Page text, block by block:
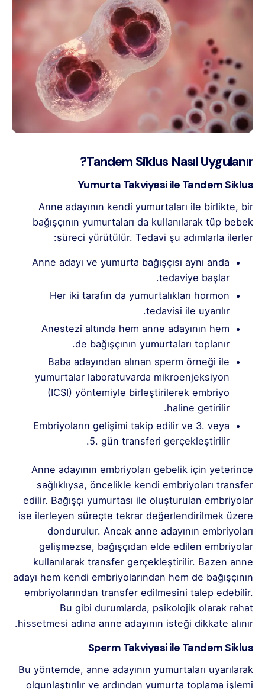
Tandem Siklus Nasıl Uygulanır?
Yumurta Takviyesi ile Tandem Siklus
Anne adayının kendi yumurtaları ile birlikte, bir
bağışçının yumurtaları da kullanılarak tüp bebek
süreci yürütülür. Tedavi şu adımlarla ilerler:
Anne adayı ve yumurta bağışçısı aynı anda
tedaviye başlar.
Her iki tarafın da yumurtalıkları hormon
tedavisi ile uyarılır.
Anestezi altında hem anne adayının hem
de bağışçının yumurtaları toplanır.
Baba adayından alınan sperm örneği ile
yumurtalar laboratuvarda mikroenjeksiyon
(ICSI) yöntemiyle birleştirilerek embriyo
haline getirilir.
Embriyoların gelişimi takip edilir ve 3. veya
5. gün transferi gerçekleştirilir.
Anne adayının embriyoları gebelik için yeterince
sağlıklıysa, öncelikle kendi embriyoları transfer
edilir. Bağışçı yumurtası ile oluşturulan embriyolar
ise ilerleyen süreçte tekrar değerlendirilmek üzere
dondurulur. Ancak anne adayının embriyoları
gelişmezse, bağışçıdan elde edilen embriyolar
kullanılarak transfer gerçekleştirilir. Bazen anne
adayı hem kendi embriyolarından hem de bağışçının
embriyolarından transfer edilmesini talep edebilir.
Bu gibi durumlarda, psikolojik olarak rahat
hissetmesi adına anne adayının isteği dikkate alınır.
Sperm Takviyesi ile Tandem Siklus
Bu yöntemde, anne adayının yumurtaları uyarılarak
olgunlaştırılır ve ardından yumurta toplama işlemi